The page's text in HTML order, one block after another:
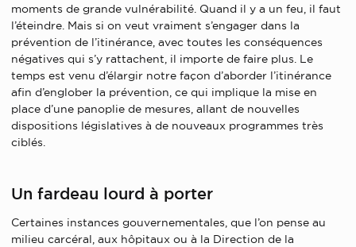
moments de grande vulnérabilité. Quand il y a un feu, il faut
l’éteindre. Mais si on veut vraiment s’engager dans la
prévention de l’itinérance, avec toutes les conséquences
négatives qui s’y rattachent, il importe de faire plus. Le
temps est venu d’élargir notre façon d’aborder l’itinérance
afin d’englober la prévention, ce qui implique la mise en
place d’une panoplie de mesures, allant de nouvelles
dispositions législatives à de nouveaux programmes très
ciblés.
Un fardeau lourd à porter
Certaines instances gouvernementales, que l’on pense au
milieu carcéral, aux hôpitaux ou à la Direction de la